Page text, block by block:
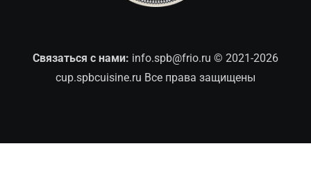
Связаться с нами: info.spb@frio.ru © 2021-2026
cup.spbcuisine.ru Все права защищены